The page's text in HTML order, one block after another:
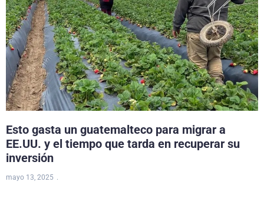
Esto gasta un guatemalteco para migrar a
EE.UU. y el tiempo que tarda en recuperar su
inversión
mayo 13, 2025